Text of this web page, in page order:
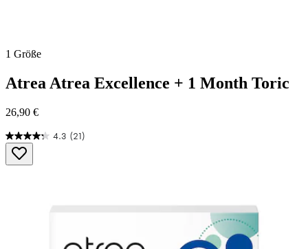
1 Größe
Atrea Atrea Excellence + 1 Month Toric
26,90 €
4.3 (21)
4.3
von
5